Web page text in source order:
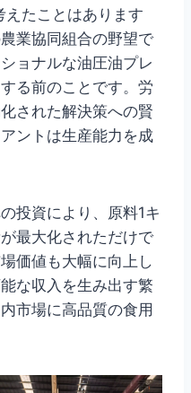
えたことはあります
業協同組合の野望で
ョナルな油圧油プレ
る前のことです。労
された解決策への賢
ントは生産能力を成
投資により、原料1キ
最大化されただけで
価値も大幅に向上し
な収入を生み出す繁
市場に高品質の食用